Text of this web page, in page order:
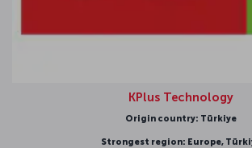
KPlus Technology
Origin country: Türkiye
Strongest region: Europe,